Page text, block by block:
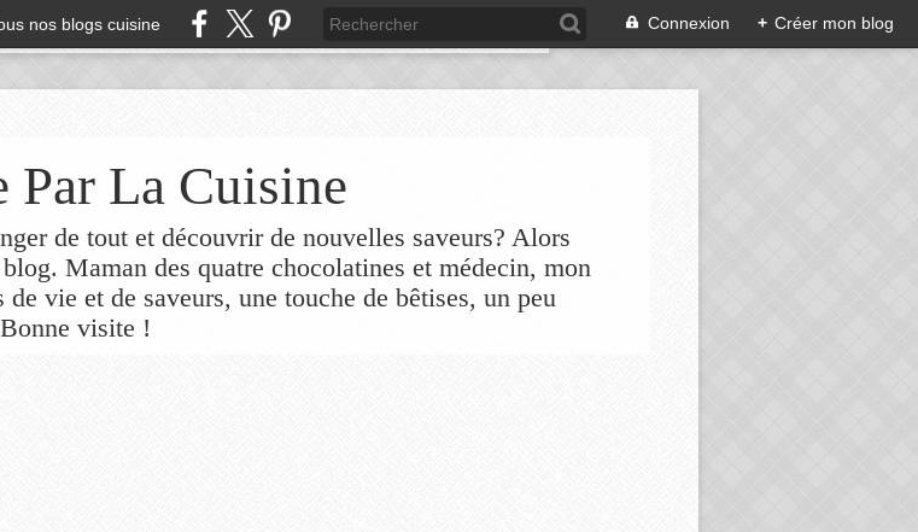
nos blogs cuisine Connexion + Créer mon blog
Par La Cuisine
de tout et découvrir de nouvelles saveurs? Alors
Maman des quatre chocolatines et médecin, mon
vie et de saveurs, une touche de bêtises, un peu
visite !